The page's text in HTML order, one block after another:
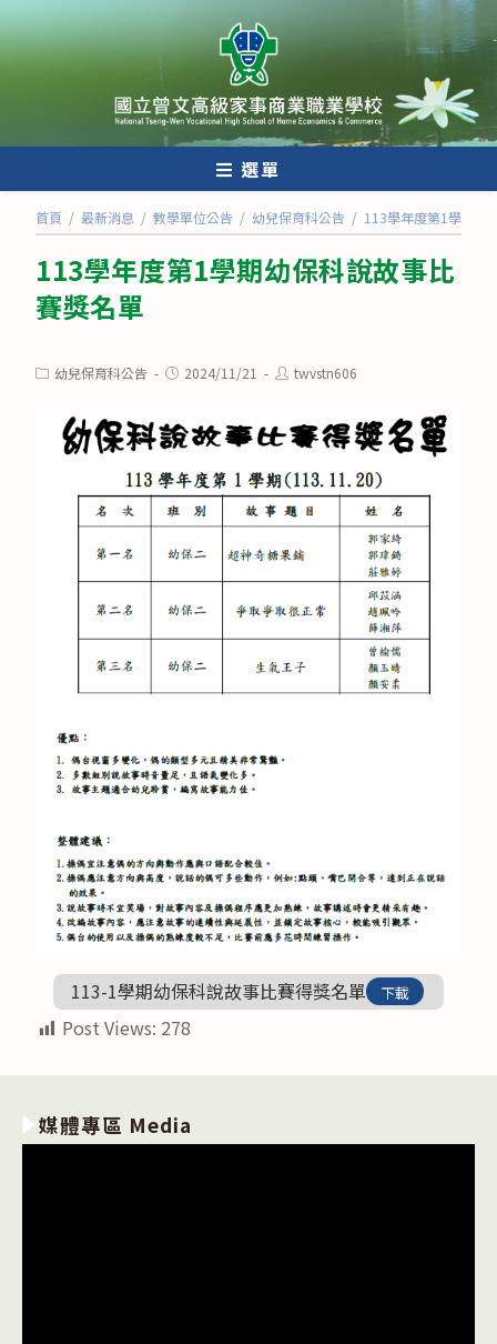
跳
轉
至
內
選單
首頁 / 最新消息 / 教學單位公告 / 幼兒保育科公告 / 113學年度第1學期幼
113學年度第1學期幼保科說故事比
賽獎名單
Post幼兒保育科公告
Post2024/11/21
Posttwvstn606
113-1學期幼保科說故事比賽得獎名單 下載
Post Views: 278
媒體專區 Media